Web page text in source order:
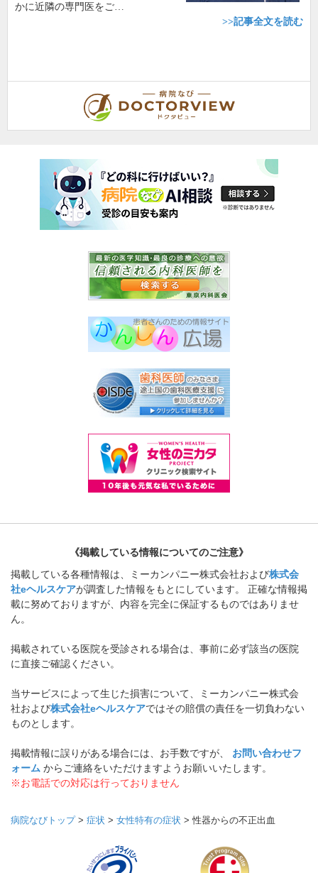
かに近隣の専門医をご…
>>記事全文を読む
《掲載している情報についてのご注意》
掲載している各種情報は、ミーカンパニー株式会社および株式会
社eヘルスケアが調査した情報をもとにしています。 正確な情報掲
載に努めておりますが、内容を完全に保証するものではありませ
ん。
掲載されている医院を受診される場合は、事前に必ず該当の医院
に直接ご確認ください。
当サービスによって生じた損害について、ミーカンパニー株式会
社および株式会社eヘルスケアではその賠償の責任を一切負わない
ものとします。
掲載情報に誤りがある場合には、お手数ですが、 お問い合わせフ
ォーム からご連絡をいただけますようお願いいたします。
※お電話での対応は行っておりません
病院なびトップ> 症状 > 女性特有の症状 >性器からの不正出血